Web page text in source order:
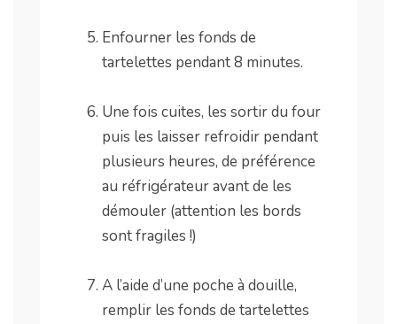
Enfourner les fonds de
tartelettes pendant 8 minutes.
Une fois cuites, les sortir du four
puis les laisser refroidir pendant
plusieurs heures, de préférence
au réfrigérateur avant de les
démouler (attention les bords
sont fragiles !)
A l’aide d’une poche à douille,
remplir les fonds de tartelettes